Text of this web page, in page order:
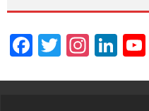
Facebook
Twitter